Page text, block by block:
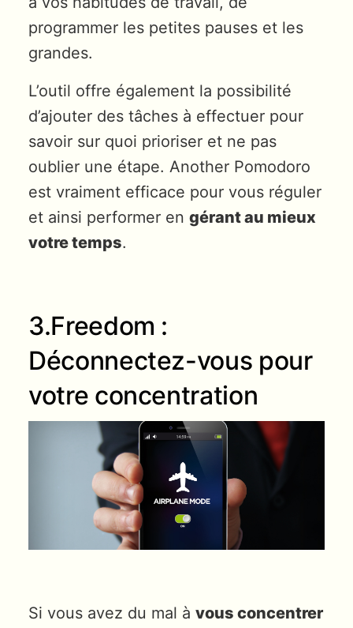
programmer les petites pauses et les
grandes.
L’outil offre également la possibilité
d’ajouter des tâches à effectuer pour
savoir sur quoi prioriser et ne pas
oublier une étape. Another Pomodoro
est vraiment efficace pour vous réguler
et ainsi performer en gérant au mieux
votre temps.
3.Freedom :
Déconnectez-vous pour
votre concentration
Si vous avez du mal à vous concentrer